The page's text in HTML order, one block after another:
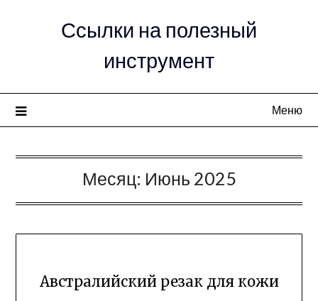
Ссылки на полезный
инструмент
Меню
Месяц: Июнь 2025
Австралийский резак для кожи